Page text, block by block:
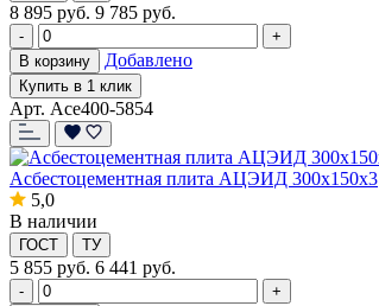
8 895 руб. 9 785 руб.
-
+
В корзину
Добавлено
Купить в 1 клик
Арт. Ace400-5854
Асбестоцементная плита АЦЭИД 300x150x3
5,0
В наличии
ГОСТ ТУ
5 855 руб. 6 441 руб.
- +